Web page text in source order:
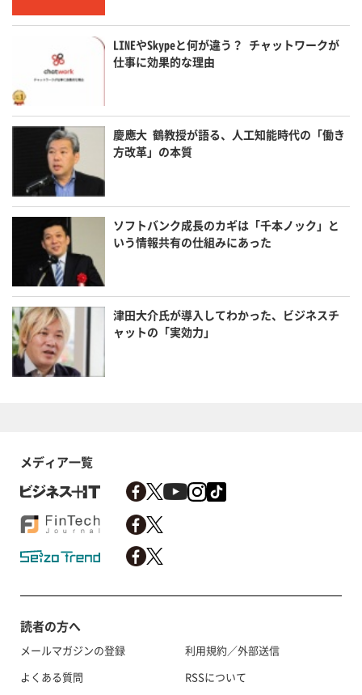
LINEやSkypeと何が違う？ チャットワークが
仕事に効果的な理由
慶應大 鶴教授が語る、人工知能時代の「働き
方改革」の本質
ソフトバンク成長のカギは「千本ノック」と
いう情報共有の仕組みにあった
津田大介氏が導入してわかった、ビジネスチ
ャットの「実効力」
メディア一覧
読者の方へ
メールマガジンの登録
よくある質問
利用規約／外部送信
RSSについて